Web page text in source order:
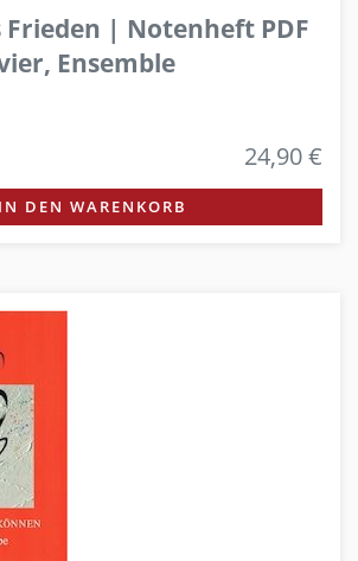
| Notenheft PDF
Ensemble
24,90 €
IN DEN WARENKORB